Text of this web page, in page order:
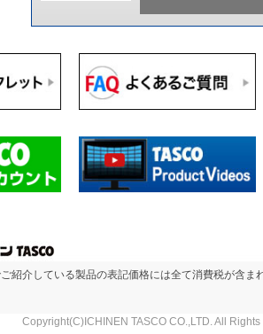
紹介している製品の表記価格には全て消費税が含ま
Copyright(C)ICHINEN TASCO CO.,LTD. All